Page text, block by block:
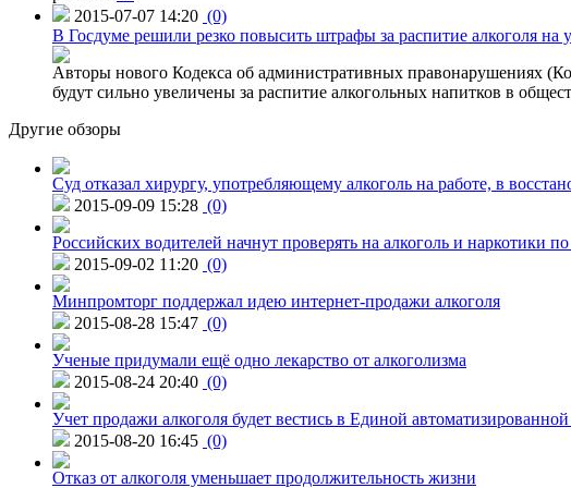
2015-07-07 14:20 (0)
В Госдуме решили резко повысить штрафы за распитие алкоголя на
Авторы нового Кодекса об административных правонарушениях
будут сильно увеличены за распитие алкогольных напитков в
Другие обзоры
Суд отказал хирургу, употребляющему алкоголь на работе, в
2015-09-09 15:28 (0)
Российских водителей начнут проверять на алкоголь и наркотики
2015-09-02 11:20 (0)
Минпромторг поддержал идею интернет-продажи алкоголя
2015-08-28 15:47 (0)
Ученые придумали ещё одно лекарство от алкоголизма
2015-08-24 20:40 (0)
Учет продажи алкоголя будет вестись в Единой
2015-08-20 16:45 (0)
Отказ от алкоголя уменьшает продолжительность жизни